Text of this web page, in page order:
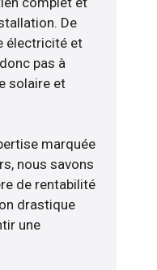
De
électricité et
pas à
solaire et
marquée
nous savons
de rentabilité
drastique
une